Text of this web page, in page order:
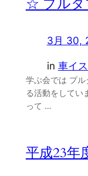
3月 30,
in 車イ
学ぶ会では プ
る活動をしてい
って …
平成23年